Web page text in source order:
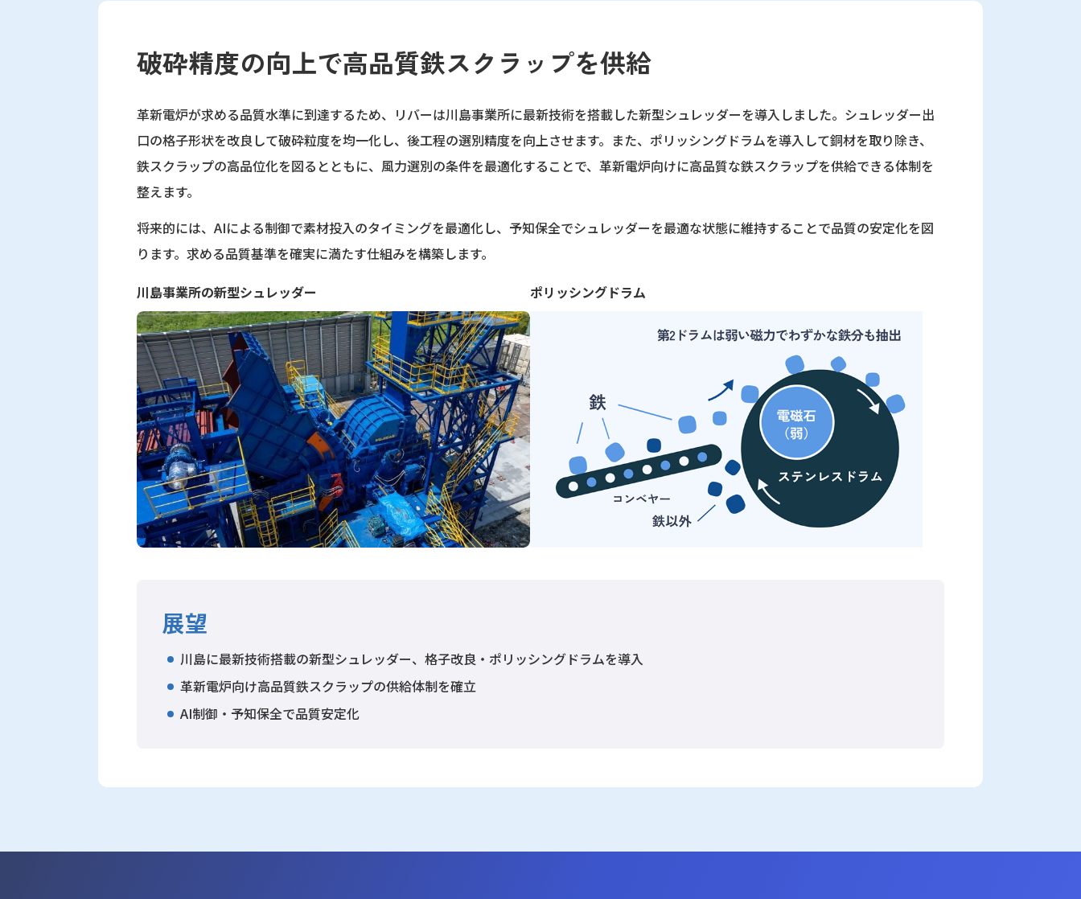
破砕精度の向上で高品質鉄スクラップを供給
革新電炉が求める品質水準に到達するため、リバーは川島事業所に最新技術を搭載した新型シュレッダーを導入しました。シュレッダー出
口の格子形状を改良して破砕粒度を均一化し、後工程の選別精度を向上させます。また、ポリッシングドラムを導入して銅材を取り除き、
鉄スクラップの高品位化を図るとともに、風力選別の条件を最適化することで、革新電炉向けに高品質な鉄スクラップを供給できる体制を
整えます。
将来的には、AIによる制御で素材投入のタイミングを最適化し、予知保全でシュレッダーを最適な状態に維持することで品質の安定化を図
ります。求める品質基準を確実に満たす仕組みを構築します。
川島事業所の新型シュレッダー
ポリッシングドラム
展望
川島に最新技術搭載の新型シュレッダー、格子改良・ポリッシングドラムを導入
革新電炉向け高品質鉄スクラップの供給体制を確立
AI制御・予知保全で品質安定化